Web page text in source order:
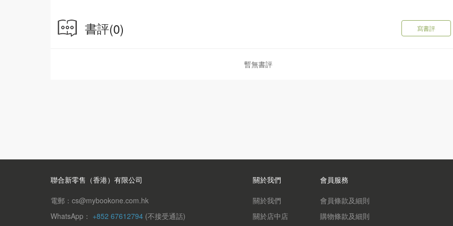
書評(0) 寫書評
暫無書評
聯合新零售（香港）有限公司
電郵：cs@mybookone.com.hk
WhatsApp： +852 67612794 (不接受通話)
關於我們
關於我們
關於店中店
會員服務
會員條款及細則
購物條款及細則